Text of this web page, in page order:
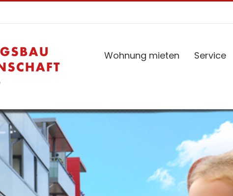
Wohnung mieten Service